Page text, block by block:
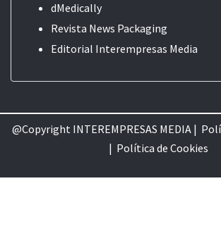
dMedically
Revista News Packaging
Editorial Interempresas Media
@Copyright INTEREMPRESAS MEDIA |
| Política de Cookies